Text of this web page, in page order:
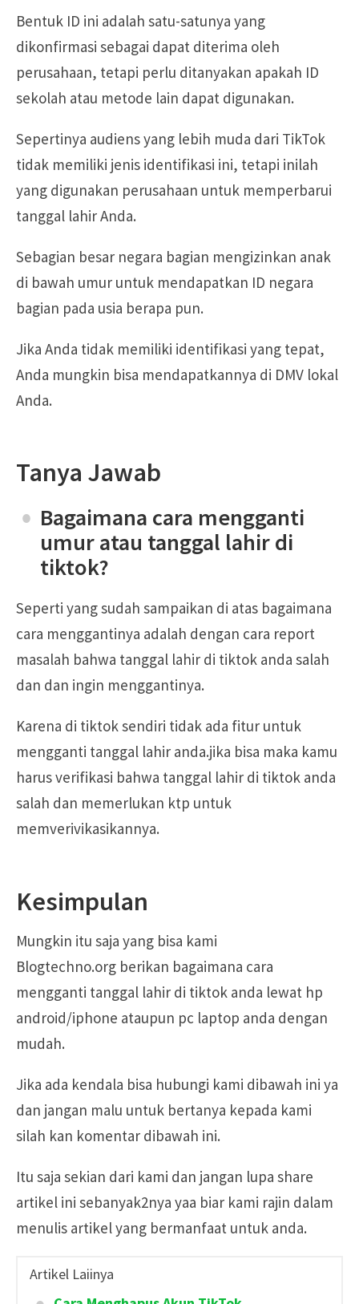
Bentuk ID ini adalah satu-satunya yang
dikonfirmasi sebagai dapat diterima oleh
perusahaan, tetapi perlu ditanyakan apakah ID
sekolah atau metode lain dapat digunakan.
Sepertinya audiens yang lebih muda dari TikTok
tidak memiliki jenis identifikasi ini, tetapi inilah
yang digunakan perusahaan untuk memperbarui
tanggal lahir Anda.
Sebagian besar negara bagian mengizinkan anak
di bawah umur untuk mendapatkan ID negara
bagian pada usia berapa pun.
Jika Anda tidak memiliki identifikasi yang tepat,
Anda mungkin bisa mendapatkannya di DMV lokal
Anda.
Tanya Jawab
Bagaimana cara mengganti
umur atau tanggal lahir di
tiktok?
Seperti yang sudah sampaikan di atas bagaimana
cara menggantinya adalah dengan cara report
masalah bahwa tanggal lahir di tiktok anda salah
dan dan ingin menggantinya.
Karena di tiktok sendiri tidak ada fitur untuk
mengganti tanggal lahir anda.jika bisa maka kamu
harus verifikasi bahwa tanggal lahir di tiktok anda
salah dan memerlukan ktp untuk
memverivikasikannya.
Kesimpulan
Mungkin itu saja yang bisa kami
Blogtechno.org berikan bagaimana cara
mengganti tanggal lahir di tiktok anda lewat hp
android/iphone ataupun pc laptop anda dengan
mudah.
Jika ada kendala bisa hubungi kami dibawah ini ya
dan jangan malu untuk bertanya kepada kami
silah kan komentar dibawah ini.
Itu saja sekian dari kami dan jangan lupa share
artikel ini sebanyak2nya yaa biar kami rajin dalam
menulis artikel yang bermanfaat untuk anda.
Artikel Laiinya